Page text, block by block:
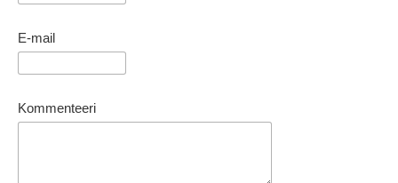
E-mail
Kommenteeri